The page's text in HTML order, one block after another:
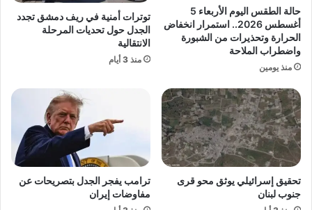
ي
أ
ب
ط
ل
أ
و
ر
و
ب
ا
2
ر
ي
م
و
ج
ن
ي
د
ي
ف
ي
أ
حالة الطقس اليوم الأربعاء 5
أغسطس 2026.. استمرار انخفاض
الحرارة وتحذيرات من الشبورة
واضطراب الملاحة
منذ يومين
توترات أمنية في ريف دمشق تجدد
الجدل حول تحديات المرحلة
الانتقالية
منذ 3 أيام
تحقيق إسرائيلي يوثق محو قرى
جنوب لبنان
ترامب يفجر الجدل بتصريحات عن
مفاوضات إيران